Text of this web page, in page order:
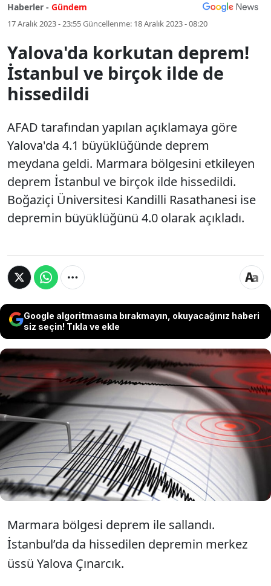
Haberler - Gündem
17 Aralık 2023 - 23:55Güncellenme: 18 Aralık 2023 - 08:20
Yalova'da korkutan deprem!
İstanbul ve birçok ilde de
hissedildi
AFAD tarafından yapılan açıklamaya göre
Yalova'da 4.1 büyüklüğünde deprem
meydana geldi. Marmara bölgesini etkileyen
deprem İstanbul ve birçok ilde hissedildi.
Boğaziçi Üniversitesi Kandilli Rasathanesi ise
depremin büyüklüğünü 4.0 olarak açıkladı.
Google algoritmasına bırakmayın, okuyacağınız haberi
siz seçin! Tıkla ve ekle
AFAD tarafından yapılan açıklamaya göre
Yalova'da 4.1 büyüklüğünde deprem meydana
geldi. Marmara bölgesini etkileyen deprem
İstanbul ve birçok ilde hissedildi. Boğaziçi
Üniversitesi Kandilli Rasathanesi ise depremin
büyüklüğünü 4.0 olarak açıkladı.
Marmara bölgesi deprem ile sallandı.
İstanbul’da da hissedilen depremin merkez
üssü Yalova Çınarcık.